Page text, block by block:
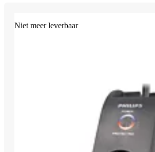
Niet meer leverbaar